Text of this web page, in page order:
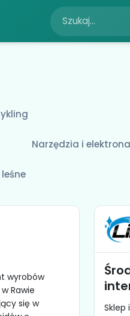
Narzędzia i
wyrobów
Rawie
się w
Sklep